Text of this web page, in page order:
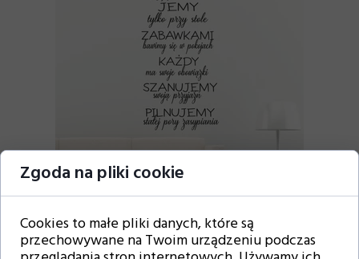
Cytat na ścianę wzór 14
Zgoda na pliki cookie
Cookies to małe pliki danych, które są
przechowywane na Twoim urządzeniu podczas